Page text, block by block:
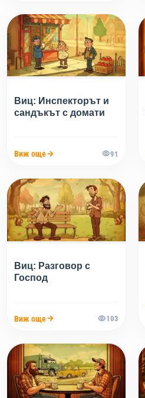
Виц: Инспекторът и
сандъкът с домати
Виж още 91
Виц: Разговор с
Господ
Виж още 103